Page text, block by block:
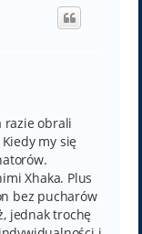
razie obrali
my się
Xhaka. Plus
bez pucharów
jednak trochę